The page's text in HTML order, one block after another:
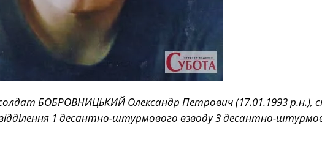
солдат БОБРОВНИЦЬКИЙ Олександр Петрович (17.01.1993 р.н.),
1 десантно-штурмового взводу 3 десантно-